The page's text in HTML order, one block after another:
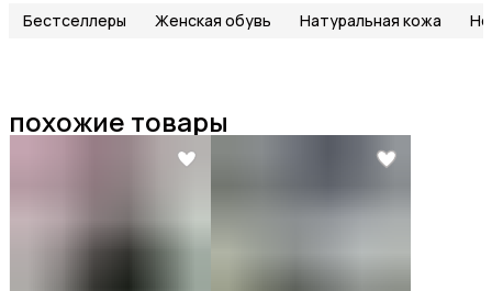
Бестселлеры Женская обувь Натуральная кожа
похожие товары